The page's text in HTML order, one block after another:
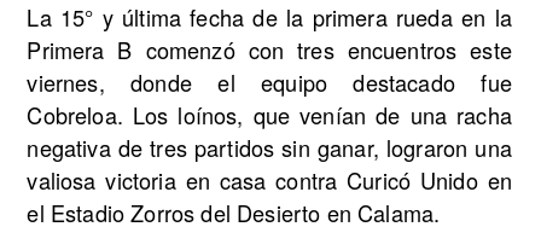
La 15° y última fecha de la primera rueda en la
Primera B comenzó con tres encuentros este
viernes, donde el equipo destacado fue
Cobreloa. Los loínos, que venían de una racha
negativa de tres partidos sin ganar, lograron una
valiosa victoria en casa contra Curicó Unido en
el Estadio Zorros del Desierto en Calama.